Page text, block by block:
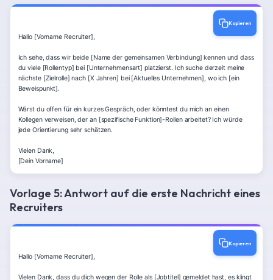
Kopieren
Hallo [Vorname Recruiter],
Ich sehe, dass wir beide [Name der gemeinsamen Verbindung] kennen und dass
du viele [Rollentyp] bei [Unternehmensart] platzierst. Ich suche derzeit meine
nächste [Zielrolle] nach [X Jahren] bei [Aktuelles Unternehmen], wo ich [ein
Beweispunkt].
Wärst du offen für ein kurzes Gespräch, oder könntest du mich an einen
Kollegen verweisen, der an [spezifische Funktion]-Rollen arbeitet? Ich würde
jede Orientierung sehr schätzen.
Vielen Dank,
[Dein Vorname]
Vorlage 5: Antwort auf die erste Nachricht eines
Recruiters
Kopieren
Hallo [Vorname Recruiter],
Vielen Dank, dass du dich wegen der Rolle als [Jobtitel] gemeldet hast, es klingt